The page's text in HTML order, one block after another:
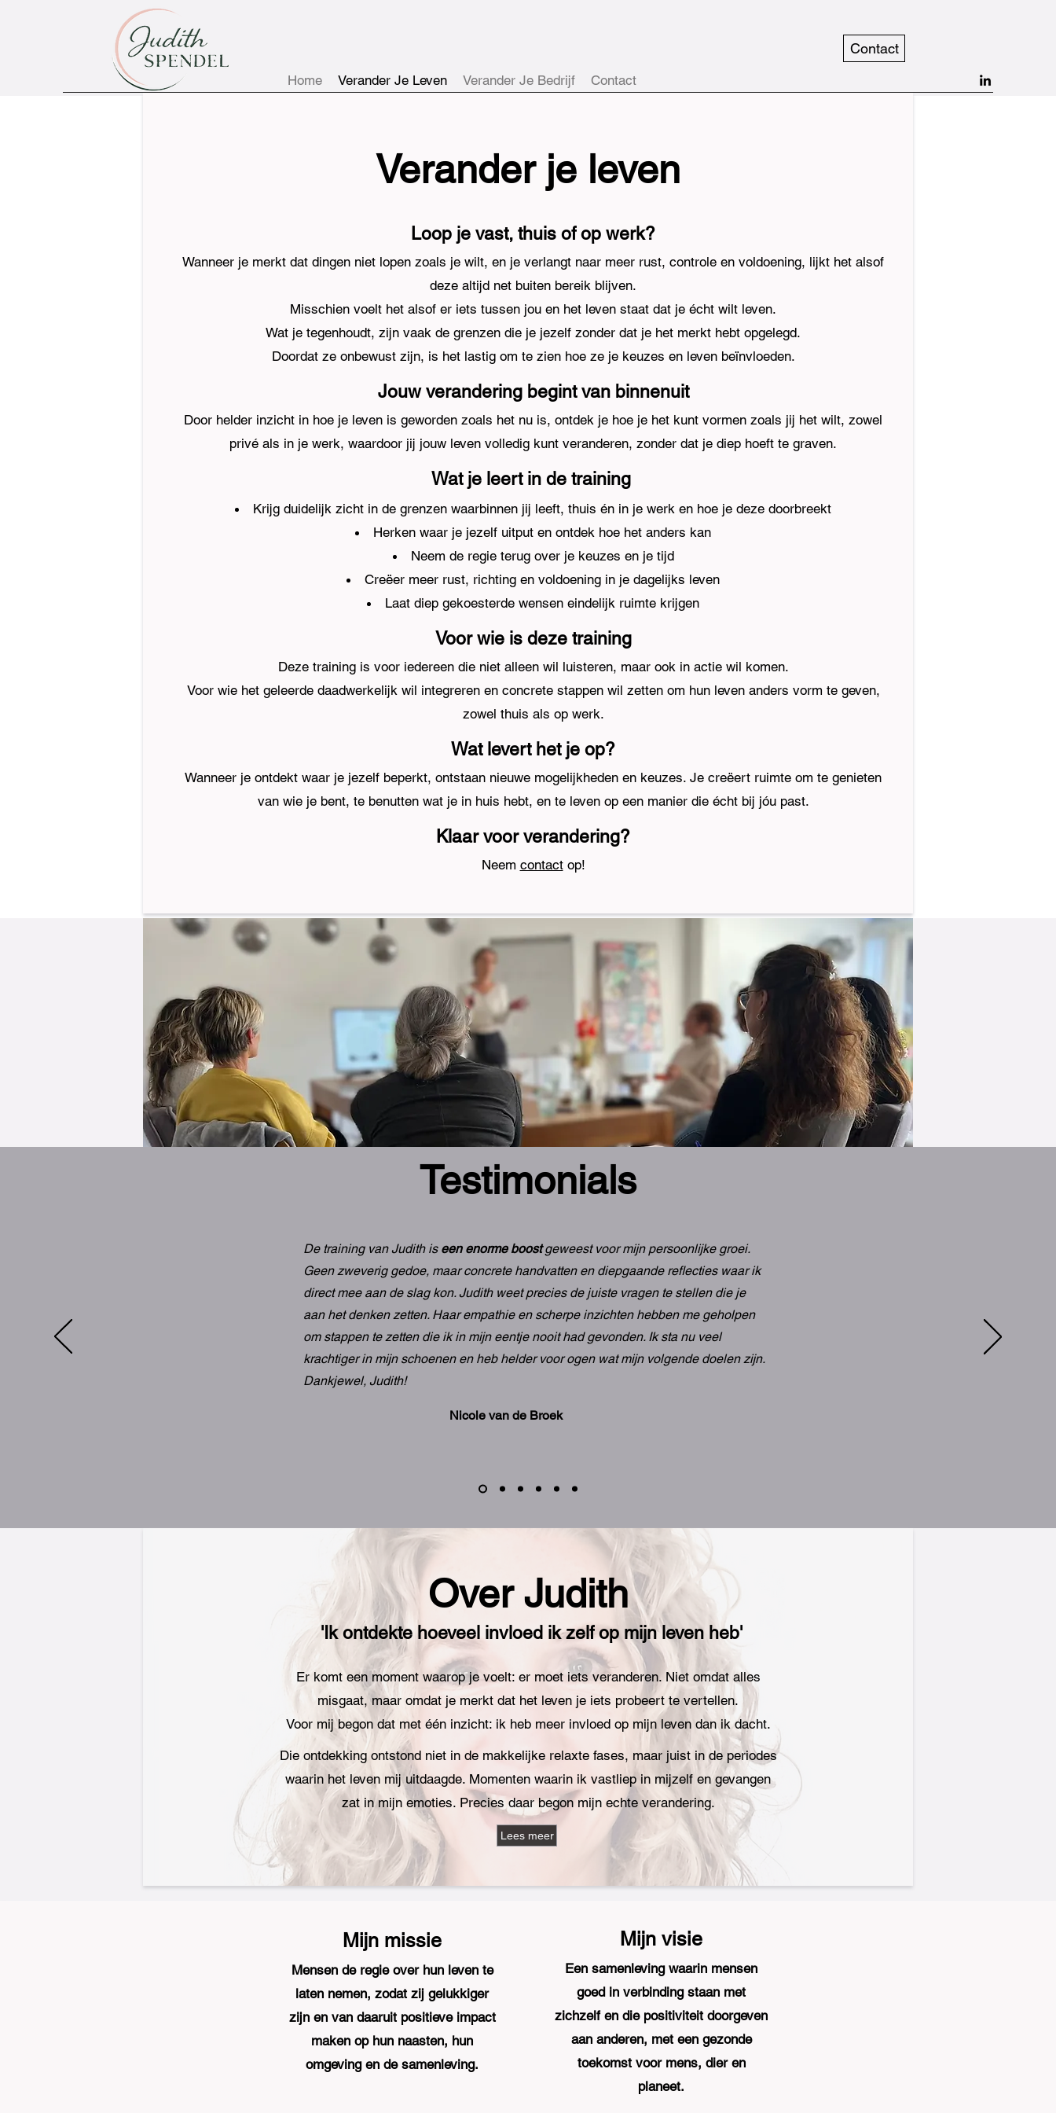
Contact
Home Verander Je Leven Verander Je Bedrijf Contact
Verander je leven
Loop je vast, thuis of op werk?
Wanneer je merkt dat dingen niet lopen zoals je wilt, en je verlangt naar meer rust, controle en voldoening, lijkt het alsof
deze altijd net buiten bereik blijven.
Misschien voelt het alsof er iets tussen jou en het leven staat dat je écht wilt leven.
Wat je tegenhoudt, zijn vaak de grenzen die je jezelf zonder dat je het merkt hebt opgelegd.
Doordat ze onbewust zijn, is het lastig om te zien hoe ze je keuzes en leven beïnvloeden.
Jouw verandering begint van binnenuit
Door helder inzicht in hoe je leven is geworden zoals het nu is, ontdek je hoe je het kunt vormen zoals jij het wilt, zowel
privé als in je werk, waardoor jij jouw leven volledig kunt veranderen, zonder dat je diep hoeft te graven.
Wat je leert in de training
Krijg duidelijk zicht in de grenzen waarbinnen jij leeft, thuis én in je werk en hoe je deze doorbreekt
Herken waar je jezelf uitput en ontdek hoe het anders kan
Neem de regie terug over je keuzes en je tijd
Creëer meer rust, richting en voldoening in je dagelijks leven
Laat diep gekoesterde wensen eindelijk ruimte krijgen
Voor wie is deze training
Deze training is voor iedereen die niet alleen wil luisteren, maar ook in actie wil komen.
Voor wie het geleerde daadwerkelijk wil integreren en concrete stappen wil zetten om hun leven anders vorm te geven,
zowel thuis als op werk.
Wat levert het je op?
Wanneer je ontdekt waar je jezelf beperkt, ontstaan nieuwe mogelijkheden en keuzes. Je creëert ruimte om te genieten
van wie je bent, te benutten wat je in huis hebt, en te leven op een manier die écht bij jóu past.
Klaar voor verandering?
​Neem contactop!
Testimonials
De training van Judith is een enorme boostgeweest voor mijn persoonlijke groei.
Geen zweverig gedoe, maar concrete handvatten en diepgaande reflecties waar ik
direct mee aan de slag kon. Judith weet precies de juiste vragen te stellen die je
aan het denken zetten. Haar empathie en scherpe inzichten hebben me geholpen
om stappen te zetten die ik in mijn eentje nooit had gevonden. Ik sta nu veel
krachtiger in mijn schoenen en heb helder voor ogen wat mijn volgende doelen zijn.
Dankjewel, Judith!
Nicole van de Broek
Over Judith
'Ik ontdekte hoeveel invloed ik zelf op mijn leven heb'
Er komt een moment waarop je voelt: er moet iets veranderen. Niet omdat alles
misgaat, maar omdat je merkt dat het leven je iets probeert te vertellen.
Voor mij begon dat met één inzicht: ik heb meer invloed op mijn leven dan ik dacht.
Die ontdekking ontstond niet in de makkelijke relaxte fases, maar juist in de periodes
waarin het leven mij uitdaagde. Momenten waarin ik vastliep in mijzelf en gevangen
zat in mijn emoties. Precies daar begon mijn echte verandering.
Lees meer
Mijn missie
Mensen de regie over hun leven te
laten nemen, zodat zij gelukkiger
zijn en van daaruit positieve impact
maken op hun naasten, hun
omgeving en de samenleving.
Mijn visie
Een samenleving waarin mensen
goed in verbinding staan met
zichzelf en die positiviteit doorgeven
aan anderen, met een gezonde
toekomst voor mens, dier en
planeet.